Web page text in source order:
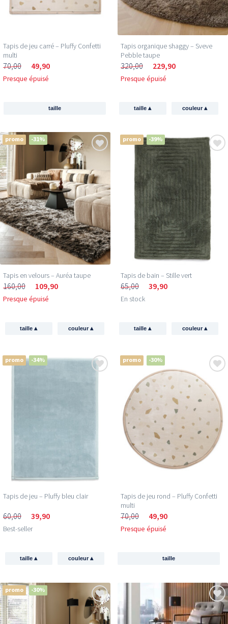
Tapis de jeu carré – Pluffy Confetti
multi
70,00 49,90
Presque épuisé
taille
Tapis organique shaggy – Sveve
Pebble taupe
320,00 229,90
Presque épuisé
taille▴ couleur▴
promo -31%
Tapis en velours – Auréa taupe
160,00 109,90
Presque épuisé
taille▴ couleur▴
promo -39%
Tapis de bain – Stille vert
65,00 39,90
En stock
taille▴ couleur▴
promo -34%
Tapis de jeu – Pluffy bleu clair
60,00 39,90
Best-seller
taille▴ couleur▴
promo -30%
Tapis de jeu rond – Pluffy Confetti
multi
70,00 49,90
Presque épuisé
taille
promo -30%